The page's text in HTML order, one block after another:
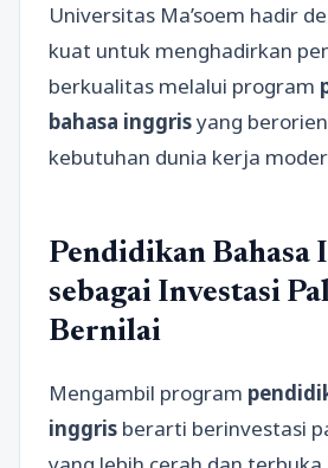
Universitas Ma’soem hadir
kuat untuk menghadirkan
berkualitas melalui program
bahasa inggrisyang
kebutuhan dunia kerja
Pendidikan Bahasa
sebagai Investasi
Bernilai
Mengambil program
inggris berarti berinvestasi